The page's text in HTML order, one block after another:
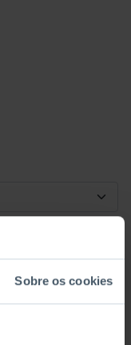
Sobre os cookies